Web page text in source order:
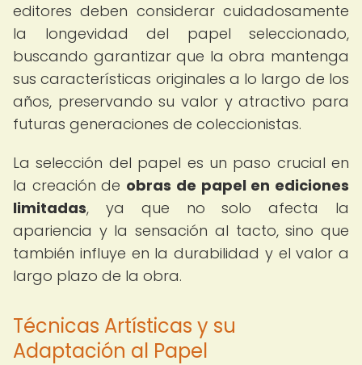
editores deben considerar cuidadosamente
la longevidad del papel seleccionado,
buscando garantizar que la obra mantenga
sus características originales a lo largo de los
años, preservando su valor y atractivo para
futuras generaciones de coleccionistas.
La selección del papel es un paso crucial en
la creación de obras de papel en ediciones
limitadas, ya que no solo afecta la
apariencia y la sensación al tacto, sino que
también influye en la durabilidad y el valor a
largo plazo de la obra.
Técnicas Artísticas y su
Adaptación al Papel